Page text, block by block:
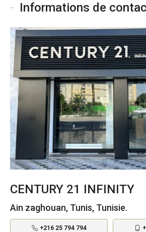
Informations de
CENTURY 21 INFINITY
Ain zaghouan, Tunis, Tunisie.
+216 25 794 794